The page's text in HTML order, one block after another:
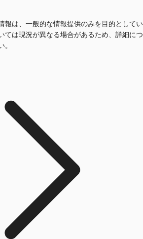
報は、一般的な情報提供のみを目的としてい
ては現況が異なる場合があるため、詳細につ
。